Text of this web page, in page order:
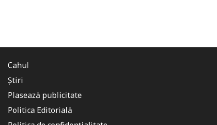
Cahul
Știri
Plasează publicitate
Politica Editorială